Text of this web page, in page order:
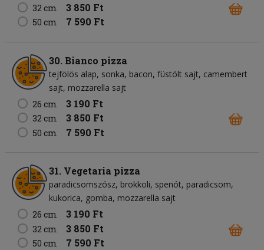
32 cm 3 850 Ft
50 cm 7 590 Ft
30. Bianco pizza
tejfölös alap sonka bacon füstölt sajt camembert
sajt mozzarella sajt
26 cm
3 190 Ft
32 cm 3 850 Ft
50 cm 7 590 Ft
31. Vegetaria pizza
paradicsomszósz brokkoli spenót paradicsom
kukorica gomba mozzarella sajt
26 cm
3 190 Ft
32 cm 3 850 Ft
50 cm 7 590 Ft